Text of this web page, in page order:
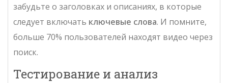
забудьте о заголовках и описаниях, в которые
следует включать ключевые слова. И помните,
больше 70% пользователей находят видео через
поиск.
Тестирование и анализ